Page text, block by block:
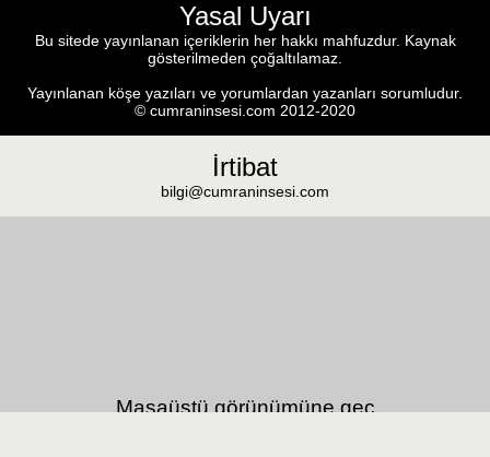
Yasal Uyarı
Bu sitede yayınlanan içeriklerin her hakkı mahfuzdur. Kaynak
gösterilmeden çoğaltılamaz.
Yayınlanan köşe yazıları ve yorumlardan yazanları sorumludur.
© cumraninsesi.com 2012-2020
İrtibat
bilgi@cumraninsesi.com
Masaüstü görünümüne geç